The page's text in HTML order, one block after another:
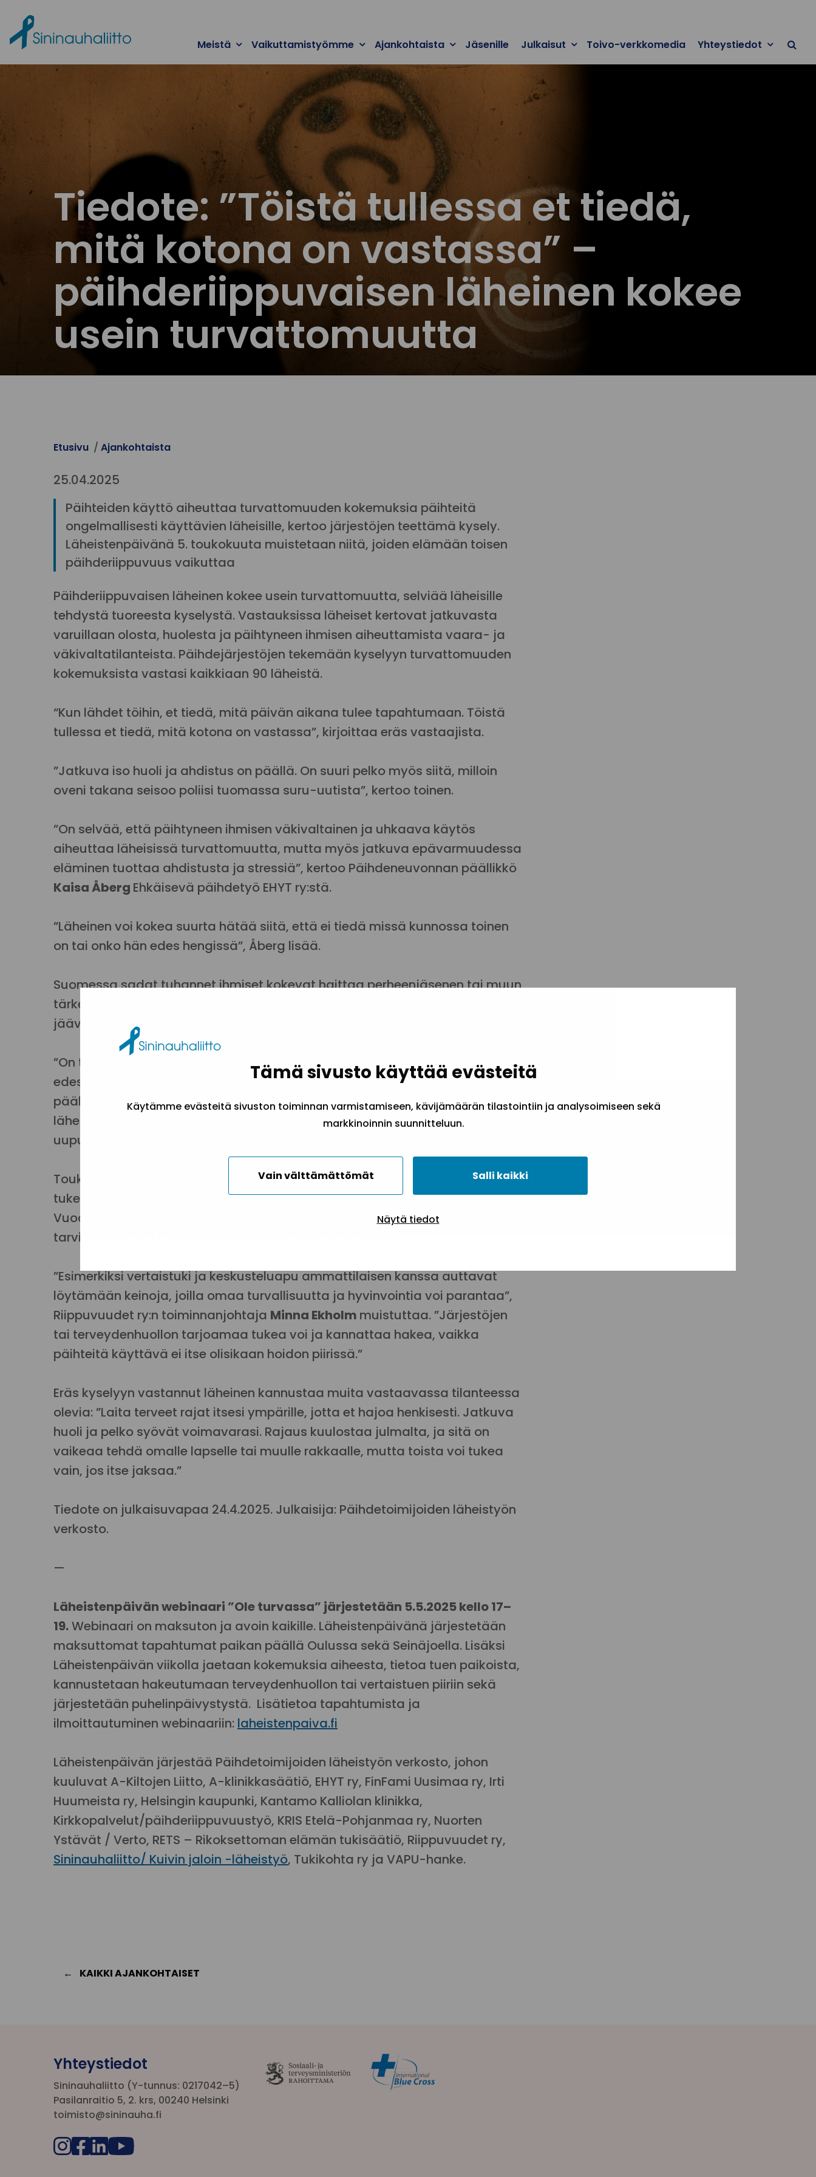
Tämä sivusto käyttää evästeitä
Käytämme evästeitä sivuston toiminnan varmistamiseen, kävijämäärän tilastointiin ja analysoimiseen sekä
markkinoinnin suunnitteluun.
Vain välttämättömät Salli kaikki
Näytä tiedot
Meistä Vaikuttamistyömme Ajankohtaista Jäsenille Julkaisut Toivo-verkkomedia Yhteystiedot
Tiedote: ”Töistä tullessa et tiedä,
mitä kotona on vastassa” –
päihderiippuvaisen läheinen kokee
usein turvattomuutta
Etusivu Ajankohtaista
25.04.2025
Päihteiden käyttö aiheuttaa turvattomuuden kokemuksia päihteitä
ongelmallisesti käyttävien läheisille, kertoo järjestöjen teettämä kysely.
Läheistenpäivänä 5. toukokuuta muistetaan niitä, joiden elämään toisen
päihderiippuvuus vaikuttaa
Päihderiippuvaisen läheinen kokee usein turvattomuutta, selviää läheisille
tehdystä tuoreesta kyselystä. Vastauksissa läheiset kertovat jatkuvasta
varuillaan olosta, huolesta ja päihtyneen ihmisen aiheuttamista vaara- ja
väkivaltatilanteista. Päihdejärjestöjen tekemään kyselyyn turvattomuuden
kokemuksista vastasi kaikkiaan 90 läheistä.
“Kun lähdet töihin, et tiedä, mitä päivän aikana tulee tapahtumaan. Töistä
tullessa et tiedä, mitä kotona on vastassa”, kirjoittaa eräs vastaajista.
”Jatkuva iso huoli ja ahdistus on päällä. On suuri pelko myös siitä, milloin
oveni takana seisoo poliisi tuomassa suru-uutista”, kertoo toinen.
”On selvää, että päihtyneen ihmisen väkivaltainen ja uhkaava käytös
aiheuttaa läheisissä turvattomuutta, mutta myös jatkuva epävarmuudessa
eläminen tuottaa ahdistusta ja stressiä”, kertoo Päihdeneuvonnan päällikkö
Kaisa Åberg Ehkäisevä päihdetyö EHYT ry:stä.
”Läheinen voi kokea suurta hätää siitä, että ei tiedä missä kunnossa toinen
on tai onko hän edes hengissä”, Åberg lisää.
Suomessa sadat tuhannet ihmiset kokevat haittaa perheenjäsenen tai muun
tärkeän ihmisen päihteiden käytöstä. Vaikka ilmiö on yleinen, niin läheiset
jäävät usein taakkansa kanssa yksin.
”On tavallista, että toisen ihmisen päihteiden käytöstä haittoja kokeva ei
edes ajattele, että voisi itsekin kaivata apua, kun huoli läheisestä on
päällimmäisenä mielessä”, Åberg kertoo. ”Tilanne voi kuitenkin aiheuttaa
läheisille kuormitusta, joka saattaa ilmetä esimerkiksi masennuksena,
uupumuksena tai fyysisinä oireina.”
Toukokuun 5. päivänä vietettävän Läheistenpäivän tarkoitus on muistaa ja
tukea läheisiä, joiden elämään toisen ihmisen päihderiippuvuus vaikuttaa.
Vuoden 2025 teemana on ”Ole turvassa”. Tavoitteena on, että kenenkään ei
tarvitsisi pärjätä raskaassa tilanteessa vain omin voimin.
”Esimerkiksi vertaistuki ja keskusteluapu ammattilaisen kanssa auttavat
löytämään keinoja, joilla omaa turvallisuutta ja hyvinvointia voi parantaa”,
Riippuvuudet ry:n toiminnanjohtaja Minna Ekholm muistuttaa. ”Järjestöjen
tai terveydenhuollon tarjoamaa tukea voi ja kannattaa hakea, vaikka
päihteitä käyttävä ei itse olisikaan hoidon piirissä.”
Eräs kyselyyn vastannut läheinen kannustaa muita vastaavassa tilanteessa
olevia: ”Laita terveet rajat itsesi ympärille, jotta et hajoa henkisesti. Jatkuva
huoli ja pelko syövät voimavarasi. Rajaus kuulostaa julmalta, ja sitä on
vaikeaa tehdä omalle lapselle tai muulle rakkaalle, mutta toista voi tukea
vain, jos itse jaksaa.”
Tiedote on julkaisuvapaa 24.4.2025. Julkaisija: Päihdetoimijoiden läheistyön
verkosto.
—
Läheistenpäivän webinaari ”Ole turvassa” järjestetään 5.5.2025 kello 17–
19.Webinaari on maksuton ja avoin kaikille. Läheistenpäivänä järjestetään
maksuttomat tapahtumat paikan päällä Oulussa sekä Seinäjoella. Lisäksi
Läheistenpäivän viikolla jaetaan kokemuksia aiheesta, tietoa tuen paikoista,
kannustetaan hakeutumaan terveydenhuollon tai vertaistuen piiriin sekä
järjestetään puhelinpäivystystä. Lisätietoa tapahtumista ja
ilmoittautuminen webinaariin: laheistenpaiva.fi
Läheistenpäivän järjestää Päihdetoimijoiden läheistyön verkosto, johon
kuuluvat A-Kiltojen Liitto, A-klinikkasäätiö, EHYT ry, FinFami Uusimaa ry, Irti
Huumeista ry, Helsingin kaupunki, Kantamo Kalliolan klinikka,
Kirkkopalvelut/päihderiippuvuustyö, KRIS Etelä-Pohjanmaa ry, Nuorten
Ystävät / Verto, RETS – Rikoksettoman elämän tukisäätiö, Riippuvuudet ry,
Sininauhaliitto/ Kuivin jaloin -läheistyö, Tukikohta ry ja VAPU-hanke.
KAIKKI AJANKOHTAISET
Yhteystiedot
Sininauhaliitto (Y-tunnus: 0217042–5)
Pasilanraitio 5, 2. krs, 00240 Helsinki
toimisto@sininauha.fi